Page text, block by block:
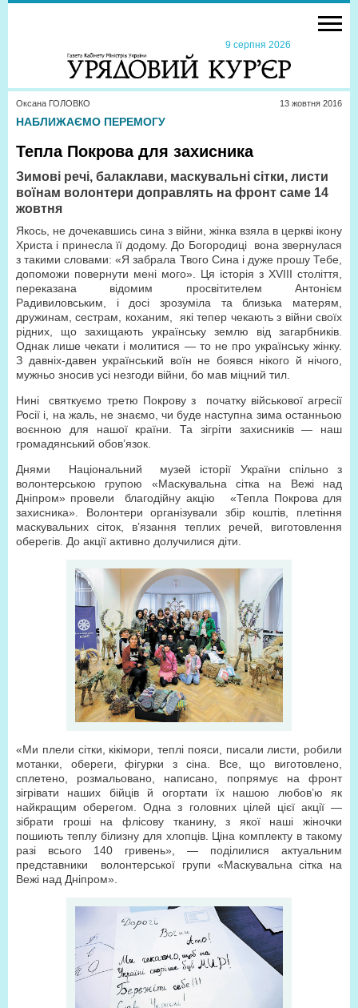
9 серпня 2026
Оксана ГОЛОВКО 13 жовтня 2016
НАБЛИЖАЄМО ПЕРЕМОГУ
Тепла Покрова для захисника
Зимові речі, балаклави, маскувальні сітки, листи
воїнам волонтери доправлять на фронт саме 14
жовтня
Якось, не дочекавшись сина з війни, жінка взяла в церкві ікону
Христа і принесла її додому. До Богородиці вона звернулася
з такими словами: «Я забрала Твого Сина і дуже прошу Тебе,
допоможи повернути мені мого». Ця історія з XVIII століття,
переказана відомим просвітителем Антонієм
Радивиловським, і досі зрозуміла та близька матерям,
дружинам, сестрам, коханим, які тепер чекають з війни своїх
рідних, що захищають українську землю від загарбників.
Однак лише чекати і молитися — то не про українську жінку.
З давніх-давен український воїн не боявся нікого й нічого,
мужньо зносив усі незгоди війни, бо мав міцний тил.
Нині святкуємо третю Покрову з початку військової агресії
Росії і, на жаль, не знаємо, чи буде наступна зима останньою
воєнною для нашої країни. Та зігріти захисників — наш
громадянський обов’язок.
Днями Національний музей історії України спільно з
волонтерською групою «Маскувальна сітка на Вежі над
Дніпром» провели благодійну акцію «Тепла Покрова для
захисника». Волонтери організували збір коштів, плетіння
маскувальних сіток, в’язання теплих речей, виготовлення
оберегів. До акції активно долучилися діти.
«Ми плели сітки, кікімори, теплі пояси, писали листи, робили
мотанки, обереги, фігурки з сіна. Все, що виготовлено,
сплетено, розмальовано, написано, попрямує на фронт
зігрівати наших бійців й огортати їх нашою любов’ю як
найкращим оберегом. Одна з головних цілей цієї акції —
зібрати гроші на флісову тканину, з якої наші жіночки
пошиють теплу білизну для хлопців. Ціна комплекту в такому
разі всього 140 гривень», — поділилися актуальним
представники волонтерської групи «Маскувальна сітка на
Вежі над Дніпром».